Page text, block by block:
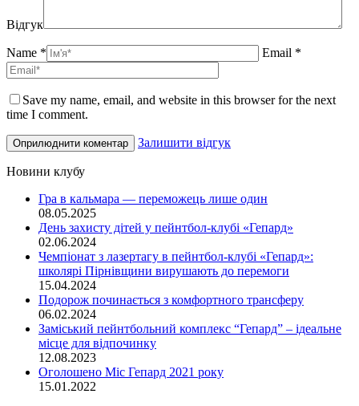
Відгук
Name * Email *
Save my name, email, and website in this browser for the next
time I comment.
Залишити відгук
Новини клубу
Гра в кальмара — переможець лише один
08.05.2025
День захисту дітей у пейнтбол-клубі «Гепард»
02.06.2024
Чемпіонат з лазертагу в пейнтбол-клубі «Гепард»:
школярі Пірнівщини вирушають до перемоги
15.04.2024
Подорож починається з комфортного трансферу
06.02.2024
Заміський пейнтбольний комплекс “Гепард” – ідеальне
місце для відпочинку
12.08.2023
Оголошено Міс Гепард 2021 року
15.01.2022